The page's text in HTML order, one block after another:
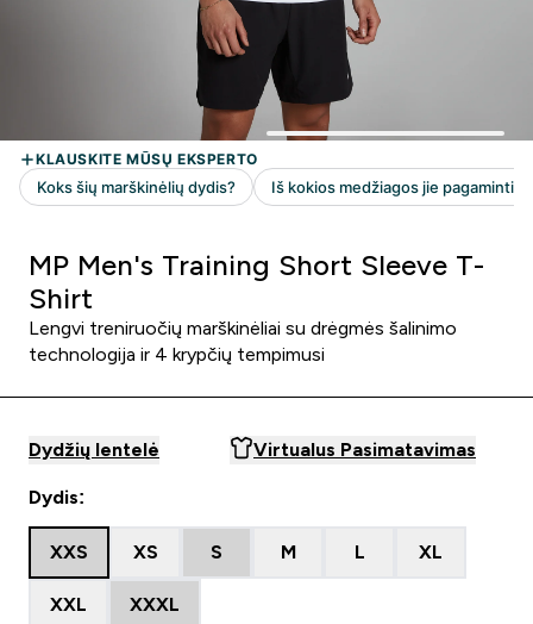
MP Men's Training Short Sleeve T-
Shirt
Lengvi treniruočių marškinėliai su drėgmės šalinimo
technologija ir 4 krypčių tempimusi
Dydžių lentelė Virtualus Pasimatavimas
Dydis:
XXS XS S M L XL
XXL XXXL